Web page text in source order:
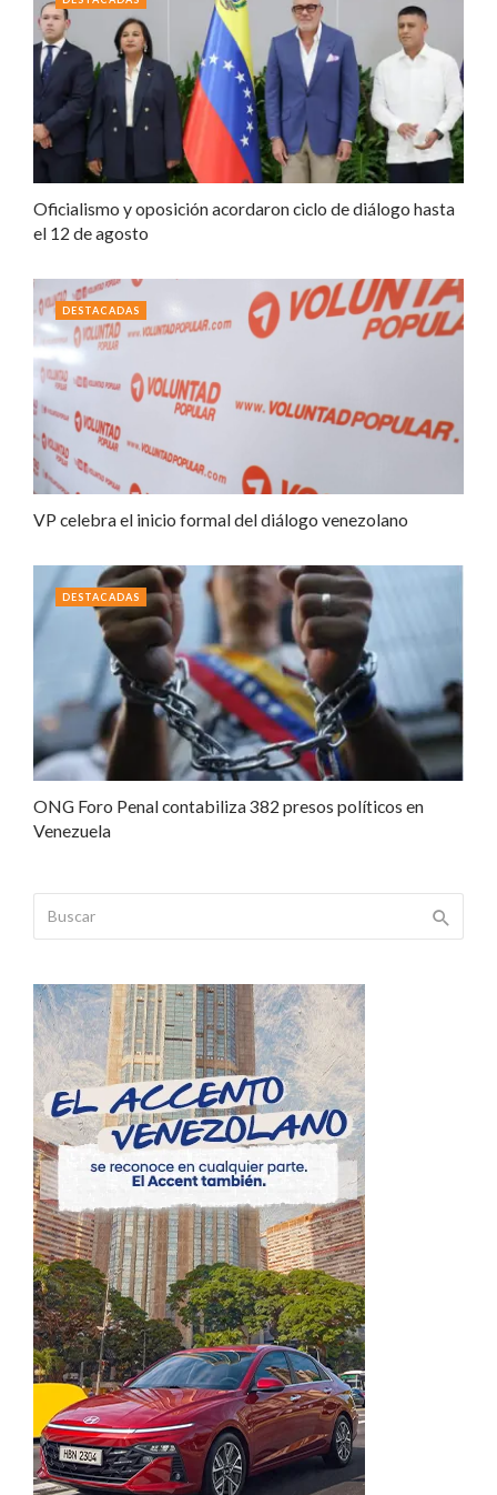
Oficialismo y oposición acordaron ciclo de diálogo hasta
el 12 de agosto
VP celebra el inicio formal del diálogo venezolano
DESTACADAS
ONG Foro Penal contabiliza 382 presos políticos en
Venezuela
DESTACADAS